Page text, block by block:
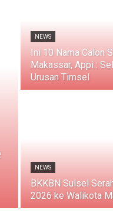
NEWS
Ini 10 Nama Calon
Makassar, Appi :
Urusan Timsel
NEWS
BKKBN Sulsel
2026 ke Walikota